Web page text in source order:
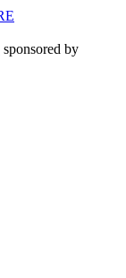
sponsored by